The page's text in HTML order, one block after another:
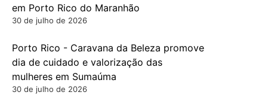
em Porto Rico do Maranhão
30 de julho de 2026
Porto Rico - Caravana da Beleza promove
dia de cuidado e valorização das
mulheres em Sumaúma
30 de julho de 2026